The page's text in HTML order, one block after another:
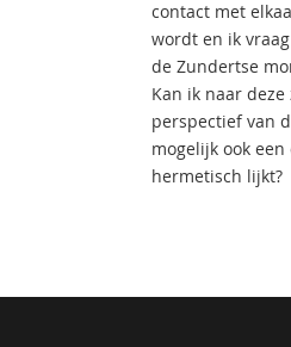
contact met
wordt en ik
de Zundertse
Kan ik naar
perspectief van
mogelijk ook
hermetisch lijkt?